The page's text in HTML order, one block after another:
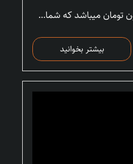
تومان میباشد که شما...
بیشتر بخوانید